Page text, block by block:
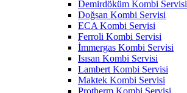
Demirdöküm Kombi Servisi
Doğsan Kombi Servisi
ECA Kombi Servisi
Ferroli Kombi Servisi
İmmergas Kombi Servisi
Isısan Kombi Servisi
Lambert Kombi Servisi
Maktek Kombi Servisi
Protherm Kombi Servisi